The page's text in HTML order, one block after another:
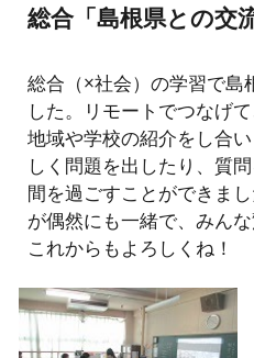
総合「島根県との交
総合（×社会）の学習で島
した。リモートでつなげ
地域や学校の紹介をし合
しく問題を出したり、質
間を過ごすことができまし
が偶然にも一緒で、みん
これからもよろしくね！